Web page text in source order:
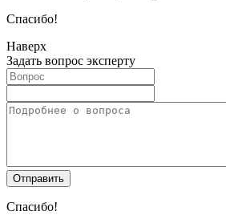
Спасибо!
Наверх
Задать вопрос эксперту
Спасибо!